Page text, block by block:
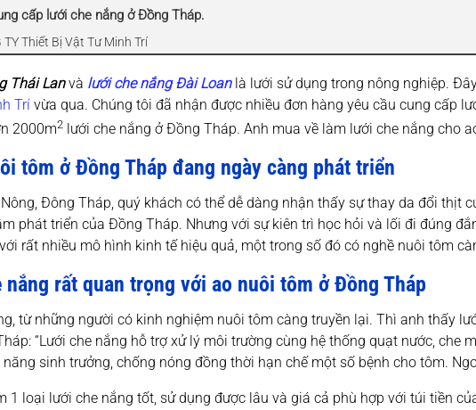
cấp lưới che nắng ở Đồng Tháp.
TY Thiết Bị Vật Tư Minh Trí
Thái Lanvà lưới che nắng Đài Loanlà lưới sử dụng trong nông nghiệp.
Trí vừa qua. Chúng tôi đã nhận được nhiều đơn hàng yêu cầu cung cấp
2000m2 lưới che nắng ở Đồng Tháp. Anh mua về làm lưới che nắng cho
tôm ở Đồng Tháp đang ngày càng phát triển
Đông Tháp, quý khách có thể dễ dàng nhận thấy sự thay da đổi thịt
phát triển của Đồng Tháp. Nhưng với sự kiên trì học hỏi và lối đi đúng
rất nhiều mô hình kinh tế hiệu quả, một trong số đó có nghề nuôi tôm
nắng rất quan trọng với ao nuôi tôm ở Đồng Tháp
từ những người có kinh nghiệm nuôi tôm càng truyền lại. Thì anh thấy
“Lưới che nắng hỗ trợ xử lý môi trường cùng hệ thống quạt nước, che
sinh trưởng, chống nóng đồng thời hạn chế một số bệnh cho tôm.
1 loại lưới che nắng tốt, sử dụng được lâu và giá cả phù hợp với túi tiền